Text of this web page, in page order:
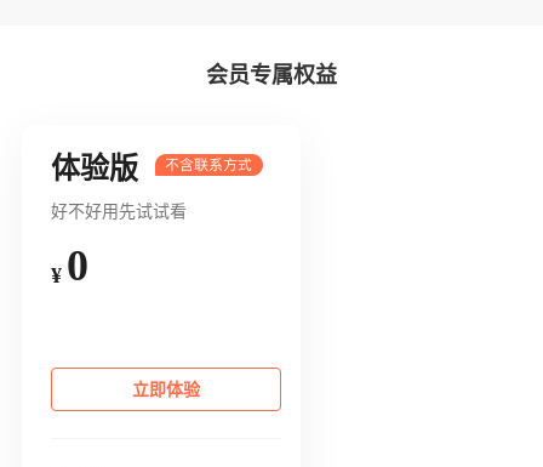
会员专属权益
体验版
好不好用先试试看
¥ 0
立即体验